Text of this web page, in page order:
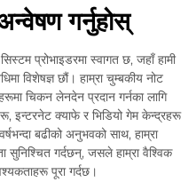
गर्नुहोस्
प्रोभाइडरमा स्वागत छ, जहाँ हामी
विशेषज्ञ छौं। हाम्रा चुम्बकीय नोट
चिकन लेनदेन प्रदान गर्नका लागि
इन्टरनेट क्याफे र भिडियो गेम केन्द्रहरू
बढीको अनुभवको साथ, हाम्रा
सुनिश्चित गर्दछन्, जसले हाम्रा वैश्विक
पूरा गर्दछ।